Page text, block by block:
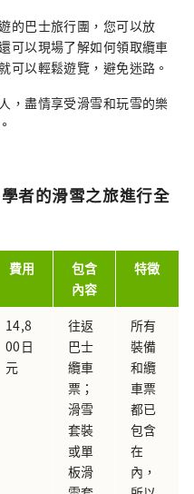
的巴士旅行團，您可以放
可以現場了解如何領取纜車
可以輕鬆遊覽，避免迷路。
，盡情享受滑雪和玩雪的樂
者的滑雪之旅進行全
費用
包含
內容
特徵
14,8
00日
元
往返
巴士
纜車
票；
滑雪
套裝
或單
板滑
所有
裝備
和纜
車票
都已
包含
在
內，